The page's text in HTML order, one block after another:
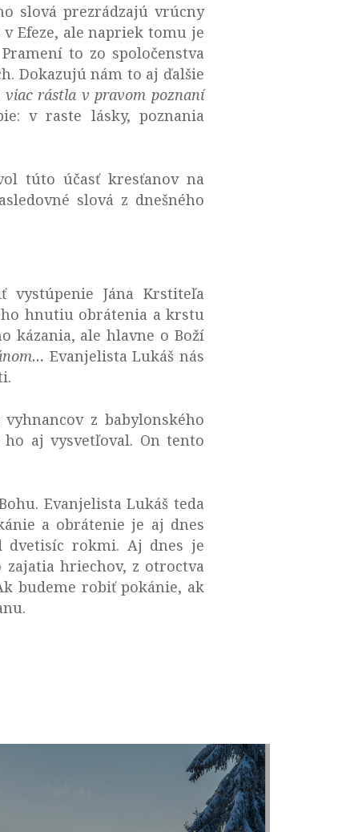
slová prezrádzajú vrúcny
Efeze, ale napriek tomu je
to zo spoločenstva
Dokazujú nám to aj ďalšie
rástla v pravom poznaní
v raste lásky, poznania
túto účasť kresťanov na
slová z dnešného
vystúpenie Jána Krstiteľa
hnutiu obrátenia a krstu
kázania, ale hlavne o Boží
Evanjelista Lukáš nás
z babylonského
aj vysvetľoval. On tento
Evanjelista Lukáš teda
a obrátenie je aj dnes
dvetisíc rokmi. Aj dnes je
hriechov, z otroctva
budeme robiť pokánie, ak